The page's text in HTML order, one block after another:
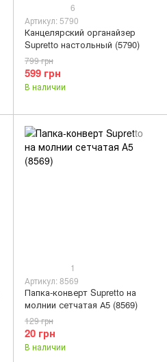
6
Артикул: 5790
Канцелярский органайзер
Supretto настольный (5790)
599 грн
799 грн
В наличии
1
Артикул: 8569
Папка-конверт Supretto на
молнии сетчатая А5 (8569)
20 грн
129 грн
В наличии